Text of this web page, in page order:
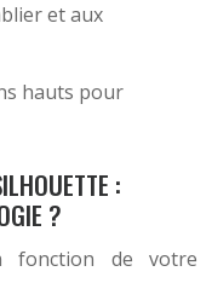
et aux
hauts pour
:
?
fonction de votre